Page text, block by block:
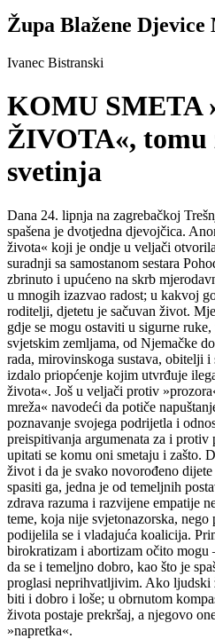
Župa Blažene
Ivanec Bistranski
KOMU SMETA
ŽIVOTA«, tomu
svetinja
Dana 24. lipnja na zagrebačkoj
spašena je dvotjedna djevojčica.
života« koji je ondje u veljači
suradnji sa samostanom sestara
zbrinuto i upućeno na skrb
u mnogih izazvao radost; u kakvoj
roditelji, djetetu je sačuvan život.
gdje se mogu ostaviti u sigurne
svjetskim zemljama, od Njemačke
rada, mirovinskoga sustava, obitelji
izdalo priopćenje kojim utvrđuje
života«. Još u veljači protiv
mreža« navodeći da potiče
poznavanje svojega podrijetla i
preispitivanja argumenata za i protiv
upitati se komu oni smetaju i zašto.
život i da je svako novorođeno
spasiti ga, jedna je od temeljnih
zdrava razuma i razvijene empatije
teme, koja nije svjetonazorska,
podijelila se i vladajuća koalicija.
birokratizam i abortizam očito mogu
da se i temeljno dobro, kao što je
proglasi neprihvatljivim. Ako ljudski
biti i dobro i loše; u obrnutom
života postaje prekršaj, a njegovo
»napretka«.